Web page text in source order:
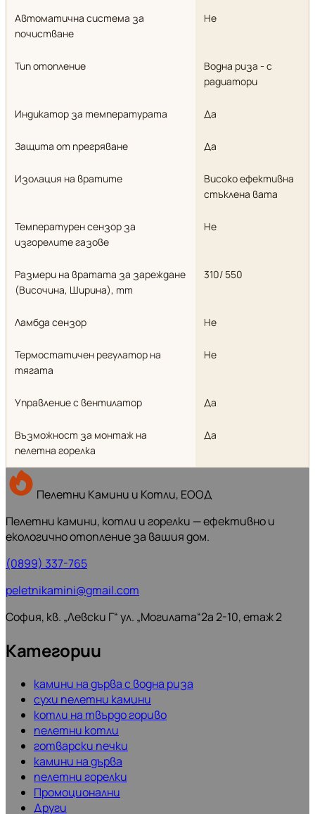
Автоматична система за
почистване
Не
Тип отопление
Водна риза - с
радиатори
Индикатор за температурата Да
Защита от прегряване Да
Изолация на вратите
Високо ефективна
стъклена вата
Температурен сензор за
изгорелите газове
Не
Размери на вратата за зареждане
(Височина, Ширина), mm
310/ 550
Ламбда сензор Не
Термостатичен регулатор на
тягата
Не
Управление с вентилатор Да
Възможност за монтаж на
пелетна горелка
Да
Пелетни Камини и Котли, ЕООД
Пелетни камини, котли и горелки — ефективно и
екологично отопление за вашия дом.
(0899) 337-765
peletnikamini@gmail.com
София, кв. „Левски Г“ ул. „Могилата“2а 2-10, етаж 2
Категории
камини на дърва с водна риза
сухи пелетни камини
котли на твърдо гориво
пелетни котли
готварски печки
камини на дърва
пелетни горелки
Промоционални
Други